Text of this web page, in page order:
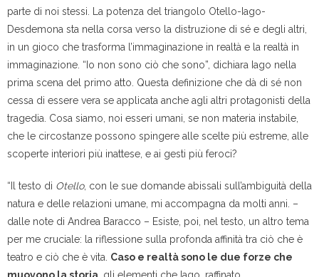
parte di noi stessi. La potenza del triangolo Otello-Iago-
Desdemona sta nella corsa verso la distruzione di sé e degli altri,
in un gioco che trasforma l’immaginazione in realtà e la realtà in
immaginazione. “Io non sono ciò che sono”, dichiara Iago nella
prima scena del primo atto. Questa definizione che dà di sé non
cessa di essere vera se applicata anche agli altri protagonisti della
tragedia. Cosa siamo, noi esseri umani, se non materia instabile,
che le circostanze possono spingere alle scelte più estreme, alle
scoperte interiori più inattese, e ai gesti più feroci?
“Il testo di Otello, con le sue domande abissali sull’ambiguità della
natura e delle relazioni umane, mi accompagna da molti anni. –
dalle note di Andrea Baracco – Esiste, poi, nel testo, un altro tema
per me cruciale: la riflessione sulla profonda affinità tra ciò che è
teatro e ciò che è vita. Caso e realtà sono le due forze che